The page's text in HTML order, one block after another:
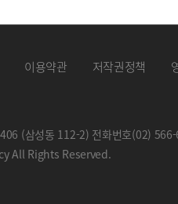
이용약관 저작권정책
(삼성동 112-2) 전화번호(02)
All Rights Reserved.